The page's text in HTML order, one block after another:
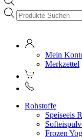
Products
search
Mein
Merkzettel
Rohstoffe
Speiseeis
Frozen